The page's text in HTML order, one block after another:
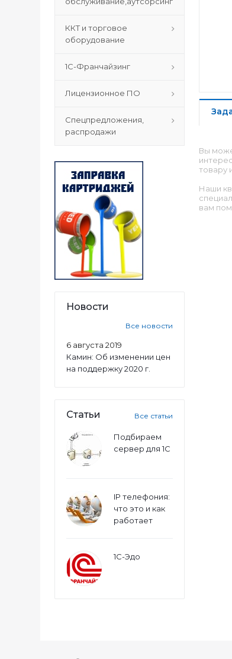
ККТ и торговое
оборудование
1С-Франчайзинг
Лицензионное ПО
Спецпредложения,
распродажи
Новости
Все новости
6 августа 2019
Камин: Об изменении цен
на поддержку 2020 г.
Статьи Все статьи
Подбираем
сервер для 1С
IP телефония:
что это и как
работает
1С-Эдо
Вы
товару
Наши
вам